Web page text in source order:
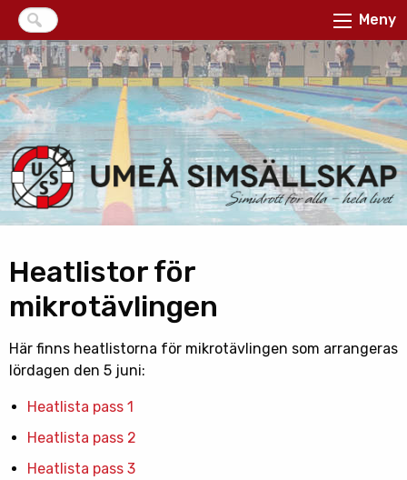
Meny
Heatlistor för
mikrotävlingen
Här finns heatlistorna för mikrotävlingen som arrangeras
lördagen den 5 juni:
Heatlista pass 1
Heatlista pass 2
Heatlista pass 3